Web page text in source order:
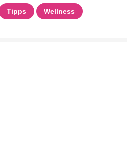
Tipps Wellness